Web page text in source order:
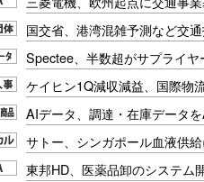
国交省、港湾混雑予測など交
Spectee、半数超がサプライ
ケイヒン1Q減収減益、国際物
AIデータ、調達・在庫データ
サトー、シンガポール血液供
東邦HD、医薬品卸のシステム